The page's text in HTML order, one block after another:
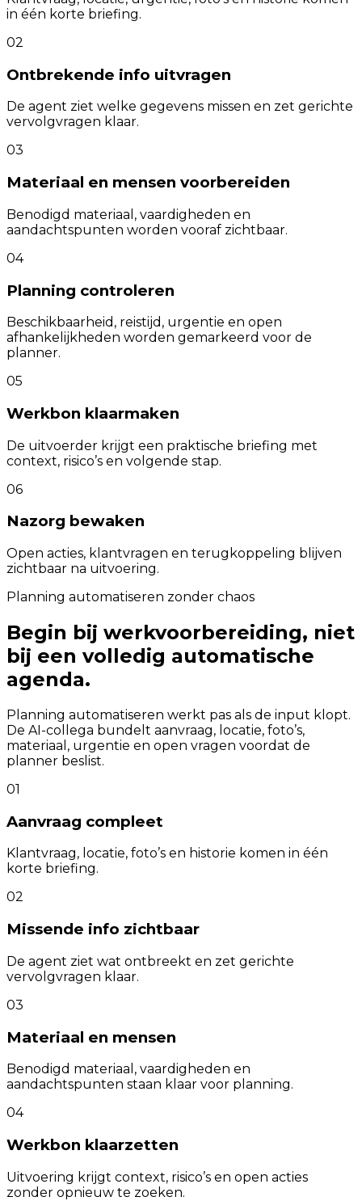
in één korte briefing.
02
Ontbrekende info uitvragen
De agent ziet welke gegevens missen en zet gerichte
vervolgvragen klaar.
03
Materiaal en mensen voorbereiden
Benodigd materiaal, vaardigheden en
aandachtspunten worden vooraf zichtbaar.
04
Planning controleren
Beschikbaarheid, reistijd, urgentie en open
afhankelijkheden worden gemarkeerd voor de
planner.
05
Werkbon klaarmaken
De uitvoerder krijgt een praktische briefing met
context, risico’s en volgende stap.
06
Nazorg bewaken
Open acties, klantvragen en terugkoppeling blijven
zichtbaar na uitvoering.
Planning automatiseren zonder chaos
Begin bij werkvoorbereiding, niet
bij een volledig automatische
agenda.
Planning automatiseren werkt pas als de input klopt.
De AI-collega bundelt aanvraag, locatie, foto’s,
materiaal, urgentie en open vragen voordat de
planner beslist.
01
Aanvraag compleet
Klantvraag, locatie, foto’s en historie komen in één
korte briefing.
02
Missende info zichtbaar
De agent ziet wat ontbreekt en zet gerichte
vervolgvragen klaar.
03
Materiaal en mensen
Benodigd materiaal, vaardigheden en
aandachtspunten staan klaar voor planning.
04
Werkbon klaarzetten
Uitvoering krijgt context, risico’s en open acties
zonder opnieuw te zoeken.